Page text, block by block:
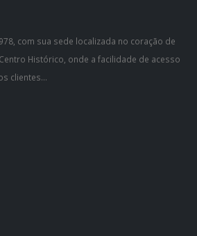
com sua sede localizada no coração de
Histórico, onde a facilidade de acesso
clientes...